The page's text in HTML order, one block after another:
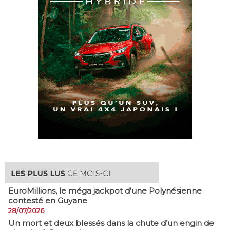
EuroMillions, ​le méga jackpot d’une Polynésienne
contesté en Guyane
28/07/2026
​Un mort et deux blessés dans la chute d’un engin de